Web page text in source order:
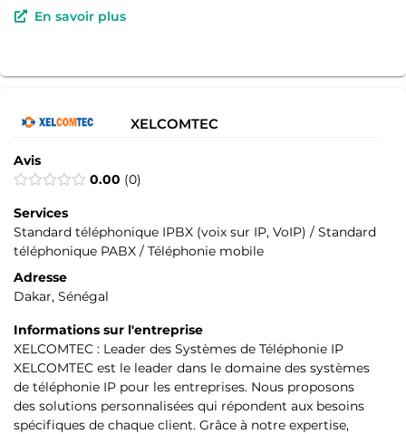
En savoir plus
XELCOMTEC
Avis
0.00 0
Services
Standard téléphonique IPBX (voix sur IP, VoIP) / Standard
téléphonique PABX / Téléphonie mobile
Adresse
Dakar, Sénégal
Informations sur l'entreprise
XELCOMTEC : Leader des Systèmes de Téléphonie IP
XELCOMTEC est le leader dans le domaine des systèmes
de téléphonie IP pour les entreprises. Nous proposons
des solutions personnalisées qui répondent aux besoins
spécifiques de chaque client. Grâce à notre expertise,